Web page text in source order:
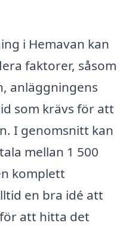
i Hemavan kan
faktorer, såsom
anläggningens
som krävs för att
I genomsnitt kan
mellan 1 500
komplett
en bra idé att
att hitta det